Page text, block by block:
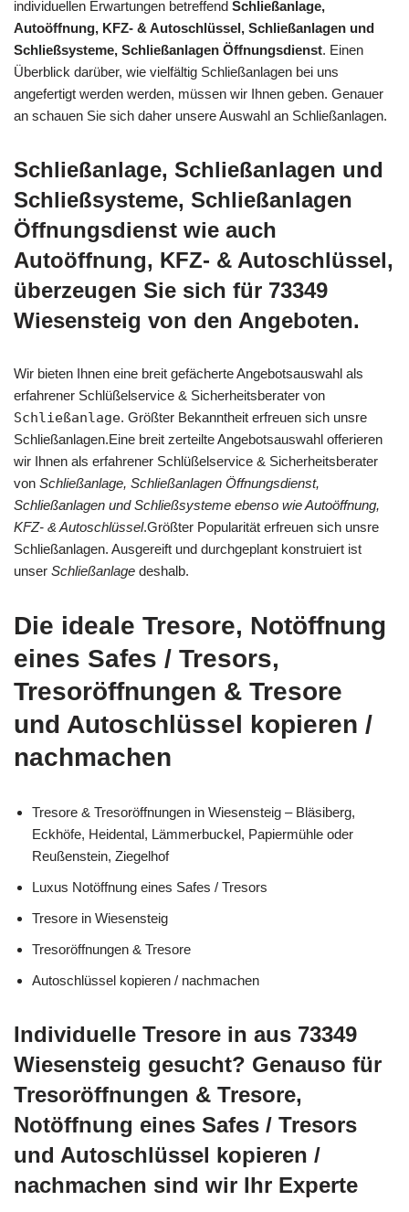
individuellen Erwartungen betreffend Schließanlage,
Autoöffnung, KFZ- & Autoschlüssel, Schließanlagen und
Schließsysteme, Schließanlagen Öffnungsdienst. Einen
Überblick darüber, wie vielfältig Schließanlagen bei uns
angefertigt werden werden, müssen wir Ihnen geben. Genauer
an schauen Sie sich daher unsere Auswahl an Schließanlagen.
Schließanlage, Schließanlagen und
Schließsysteme, Schließanlagen
Öffnungsdienst wie auch
Autoöffnung, KFZ- & Autoschlüssel,
überzeugen Sie sich für 73349
Wiesensteig von den Angeboten.
Wir bieten Ihnen eine breit gefächerte Angebotsauswahl als
erfahrener Schlüßelservice & Sicherheitsberater von
Schließanlage. Größter Bekanntheit erfreuen sich unsre
Schließanlagen.Eine breit zerteilte Angebotsauswahl offerieren
wir Ihnen als erfahrener Schlüßelservice & Sicherheitsberater
von Schließanlage, Schließanlagen Öffnungsdienst,
Schließanlagen und Schließsysteme ebenso wie Autoöffnung,
KFZ- & Autoschlüssel.Größter Popularität erfreuen sich unsre
Schließanlagen. Ausgereift und durchgeplant konstruiert ist
unser Schließanlage deshalb.
Die ideale Tresore, Notöffnung
eines Safes / Tresors,
Tresoröffnungen & Tresore
und Autoschlüssel kopieren /
nachmachen
Tresore & Tresoröffnungen in Wiesensteig – Bläsiberg,
Eckhöfe, Heidental, Lämmerbuckel, Papiermühle oder
Reußenstein, Ziegelhof
Luxus Notöffnung eines Safes / Tresors
Tresore in Wiesensteig
Tresoröffnungen & Tresore
Autoschlüssel kopieren / nachmachen
Individuelle Tresore in aus 73349
Wiesensteig gesucht? Genauso für
Tresoröffnungen & Tresore,
Notöffnung eines Safes / Tresors
und Autoschlüssel kopieren /
nachmachen sind wir Ihr Experte